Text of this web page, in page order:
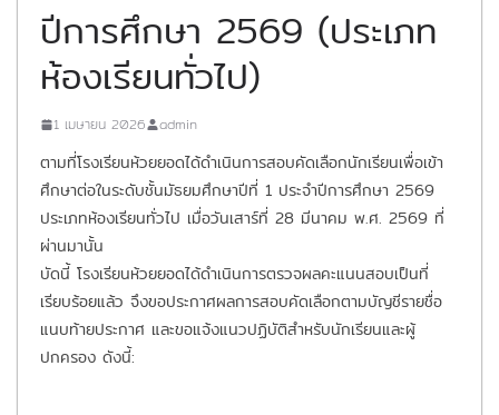
ปีการศึกษา 2569 (ประเภท
ห้องเรียนทั่วไป)
1 เมษายน 2026 admin
ตามที่โรงเรียนห้วยยอดได้ดำเนินการสอบคัดเลือกนักเรียนเพื่อเข้า
ศึกษาต่อในระดับชั้นมัธยมศึกษาปีที่ 1 ประจำปีการศึกษา 2569
ประเภทห้องเรียนทั่วไป เมื่อวันเสาร์ที่ 28 มีนาคม พ.ศ. 2569 ที่
ผ่านมานั้น
บัดนี้ โรงเรียนห้วยยอดได้ดำเนินการตรวจผลคะแนนสอบเป็นที่
เรียบร้อยแล้ว จึงขอประกาศผลการสอบคัดเลือกตามบัญชีรายชื่อ
แนบท้ายประกาศ และขอแจ้งแนวปฏิบัติสำหรับนักเรียนและผู้
ปกครอง ดังนี้: